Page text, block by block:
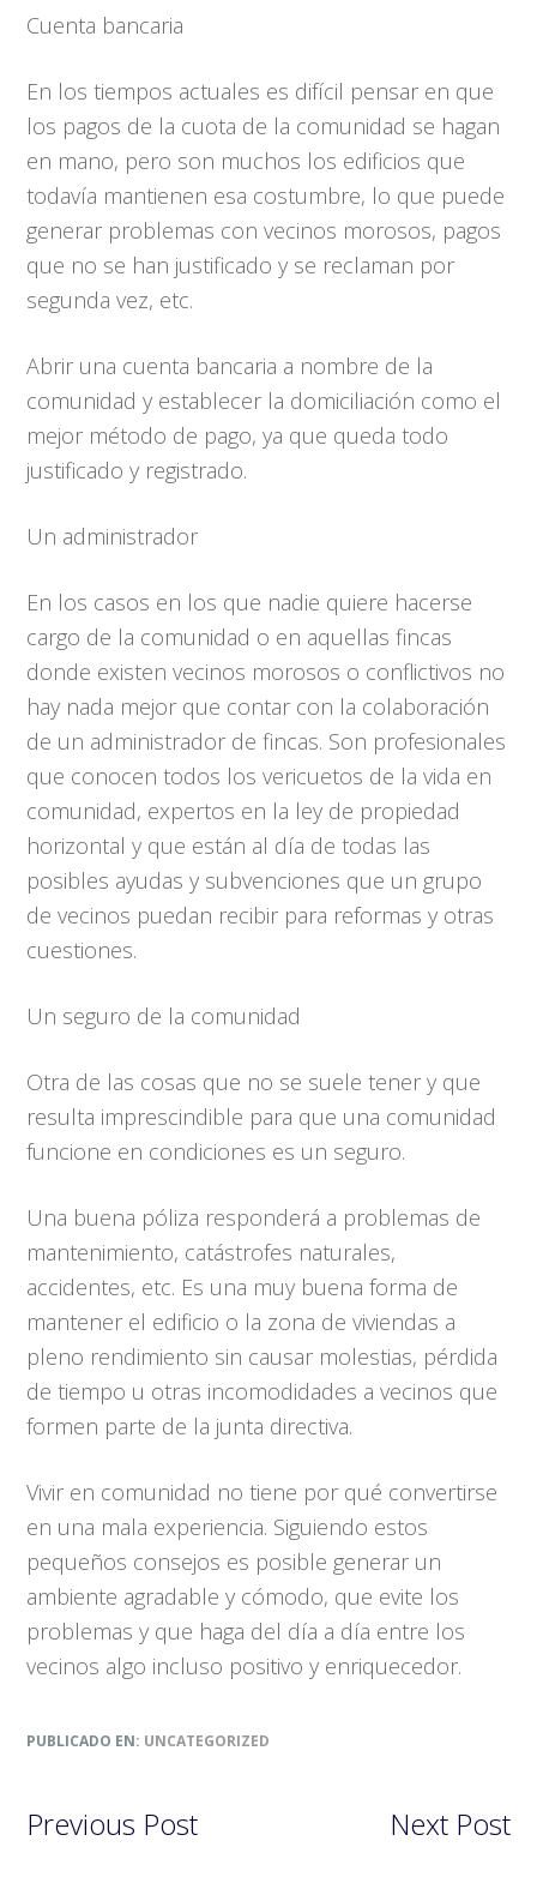
Cuenta bancaria
En los tiempos actuales es difícil pensar en que
los pagos de la cuota de la comunidad se hagan
en mano, pero son muchos los edificios que
todavía mantienen esa costumbre, lo que puede
generar problemas con vecinos morosos, pagos
que no se han justificado y se reclaman por
segunda vez, etc.
Abrir una cuenta bancaria a nombre de la
comunidad y establecer la domiciliación como el
mejor método de pago, ya que queda todo
justificado y registrado.
Un administrador
En los casos en los que nadie quiere hacerse
cargo de la comunidad o en aquellas fincas
donde existen vecinos morosos o conflictivos no
hay nada mejor que contar con la colaboración
de un administrador de fincas. Son profesionales
que conocen todos los vericuetos de la vida en
comunidad, expertos en la ley de propiedad
horizontal y que están al día de todas las
posibles ayudas y subvenciones que un grupo
de vecinos puedan recibir para reformas y otras
cuestiones.
Un seguro de la comunidad
Otra de las cosas que no se suele tener y que
resulta imprescindible para que una comunidad
funcione en condiciones es un seguro.
Una buena póliza responderá a problemas de
mantenimiento, catástrofes naturales,
accidentes, etc. Es una muy buena forma de
mantener el edificio o la zona de viviendas a
pleno rendimiento sin causar molestias, pérdida
de tiempo u otras incomodidades a vecinos que
formen parte de la junta directiva.
Vivir en comunidad no tiene por qué convertirse
en una mala experiencia. Siguiendo estos
pequeños consejos es posible generar un
ambiente agradable y cómodo, que evite los
problemas y que haga del día a día entre los
vecinos algo incluso positivo y enriquecedor.
PUBLICADO EN: UNCATEGORIZED
Previous Post Next Post